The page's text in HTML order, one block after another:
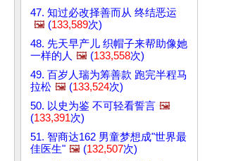
47. 知过必改择善而从 终结恶运
🖼️ (133,589次)
48. 先天早产儿 织帽子来帮助像她
一样的人 🖼️ (133,558次)
49. 百岁人瑞为筹善款 跑完半程马
拉松 🖼️ (133,524次)
50. 以史为鉴 不可轻看誓言 🖼️
(133,391次)
51. 智商达162 男童梦想成"世界最
佳医生" 🖼️ (132,507次)